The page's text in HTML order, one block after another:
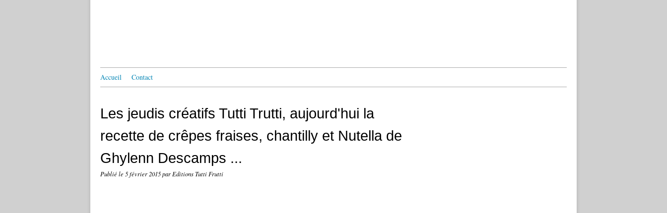
Accueil Contact
Les jeudis créatifs Tutti Trutti, aujourd'hui la
recette de crêpes fraises, chantilly et Nutella de
Ghylenn Descamps ...
Publié le 5 février 2015par Editions Tutti Frutti